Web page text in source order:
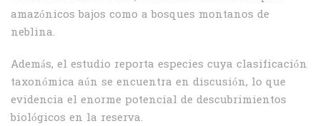
amazónicos bajos como a bosques montanos de
neblina.
Además, el estudio reporta especies cuya clasificación
taxonómica aún se encuentra en discusión, lo que
evidencia el enorme potencial de descubrimientos
biológicos en la reserva.